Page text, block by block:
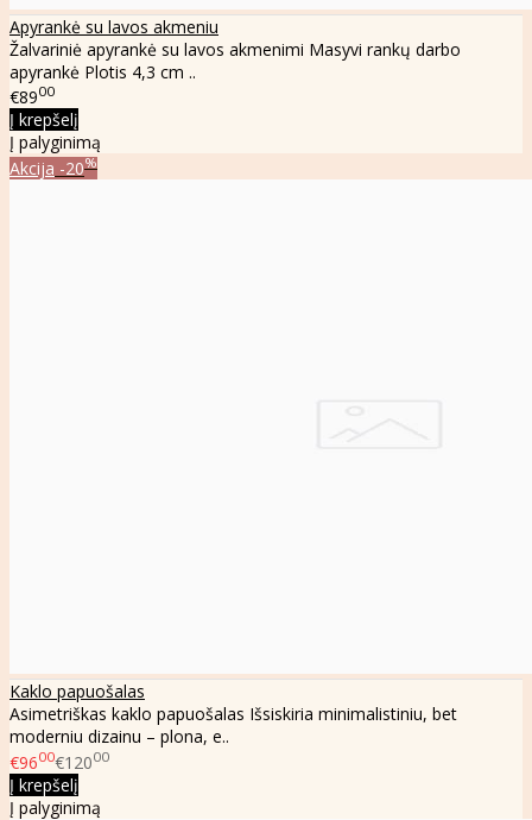
Apyrankė su lavos akmeniu
Žalvariniė apyrankė su lavos akmenimi Masyvi rankų darbo
apyrankė Plotis 4,3 cm ..
€8900
Į krepšelį
Į palyginimą
Akcija -20%
Kaklo papuošalas
Asimetriškas kaklo papuošalas Išsiskiria minimalistiniu, bet
moderniu dizainu – plona, e..
€9600€12000
Į krepšelį
Į palyginimą